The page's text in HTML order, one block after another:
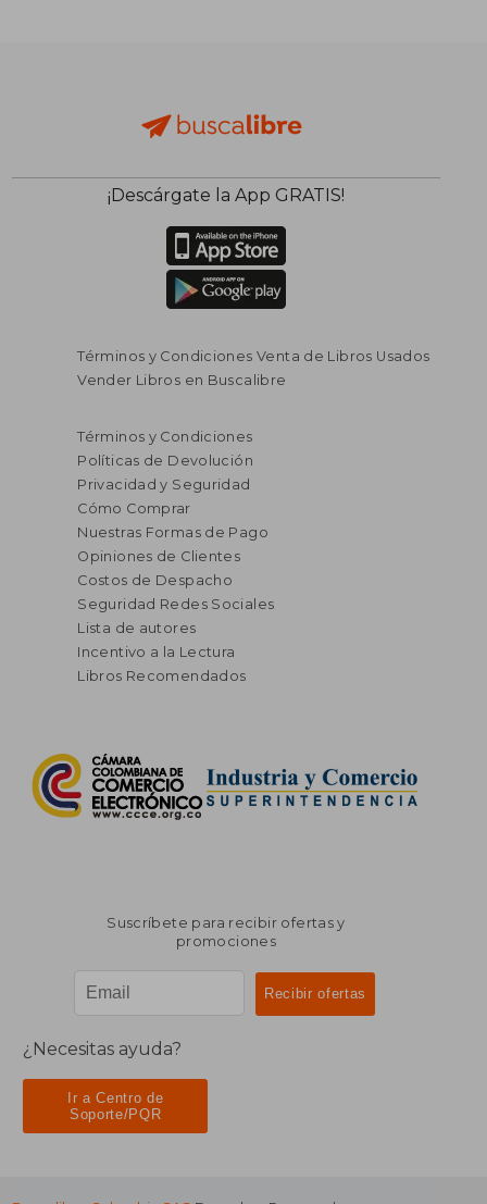
¡Descárgate la App GRATIS!
Términos y Condiciones Venta de Libros Usados
Vender Libros en Buscalibre
Términos y Condiciones
Políticas de Devolución
Privacidad y Seguridad
Cómo Comprar
Nuestras Formas de Pago
Opiniones de Clientes
Costos de Despacho
Seguridad Redes Sociales
Lista de autores
Incentivo a la Lectura
Libros Recomendados
Suscríbete para recibir ofertas y
promociones
¿Necesitas ayuda?
Ir a Centro de
Soporte/PQR